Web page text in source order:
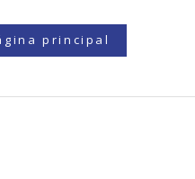
principal